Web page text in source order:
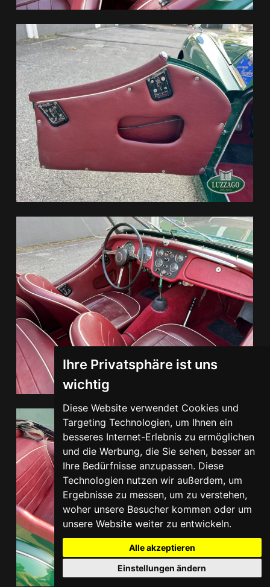
Ihre Privatsphäre ist uns
wichtig
Diese Website verwendet Cookies und
Targeting Technologien, um Ihnen ein
besseres Internet-Erlebnis zu ermöglichen
und die Werbung, die Sie sehen, besser an
Ihre Bedürfnisse anzupassen. Diese
Technologien nutzen wir außerdem, um
Ergebnisse zu messen, um zu verstehen,
woher unsere Besucher kommen oder um
unsere Website weiter zu entwickeln.
Alle akzeptieren
Einstellungen ändern